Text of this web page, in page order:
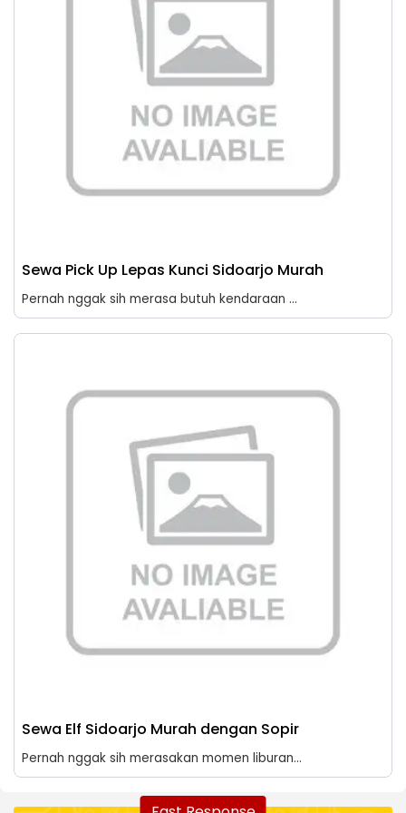
Sewa Pick Up Lepas Kunci Sidoarjo Murah
Pernah nggak sih merasa butuh kendaraan ...
Sewa Elf Sidoarjo Murah dengan Sopir
Pernah nggak sih merasakan momen liburan...